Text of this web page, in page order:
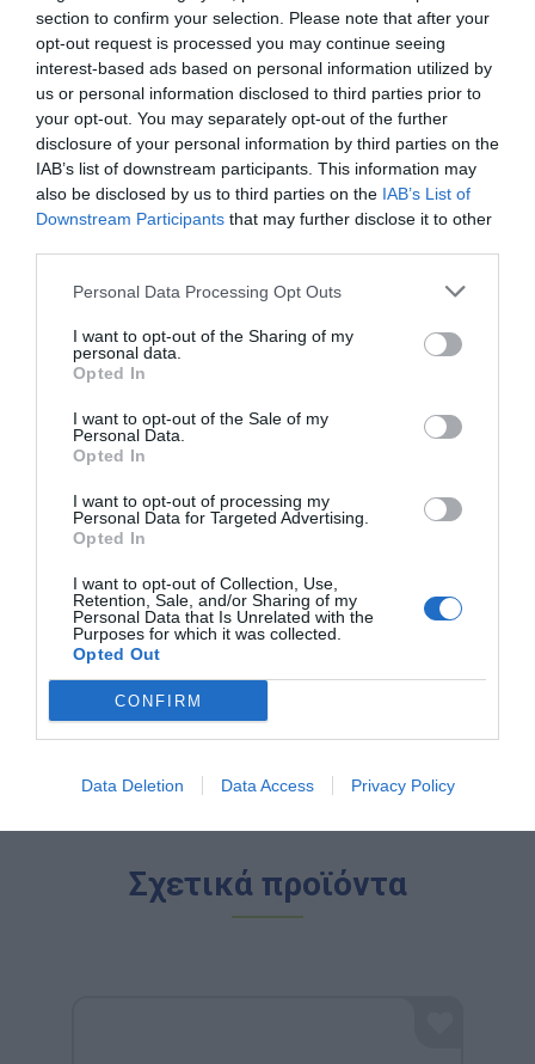
section to confirm your selection. Please note that after your
opt-out request is processed you may continue seeing
interest-based ads based on personal information utilized by
us or personal information disclosed to third parties prior to
your opt-out. You may separately opt-out of the further
disclosure of your personal information by third parties on the
IAB’s list of downstream participants. This information may
also be disclosed by us to third parties on the IAB’s List of
Downstream Participants that may further disclose it to other
Personal Data Processing Opt Outs
I want to opt-out of the Sharing of my
personal data.
Opted In
I want to opt-out of the Sale of my
Personal Data.
Opted In
I want to opt-out of processing my
Personal Data for Targeted Advertising.
Opted In
I want to opt-out of Collection, Use,
Retention, Sale, and/or Sharing of my
Personal Data that Is Unrelated with the
Purposes for which it was collected.
Opted Out
CONFIRM
Data Deletion Data Access Privacy Policy
Γιατί να επιλέξετε τα εκπαιδευτικά
παιχνίδια Educo;
Η Educo ξεχωρίζει γιατί παρέχεισαφείς
κατευθυντήριες γραμμέςγια τη μάθηση και τη
διδασκαλία. Τα προϊόντα της είναι προσεκτικά
κατηγοριοποιημένα σε ενότητες, καθεμία από τις
οποίες εξυπηρετεί έναν συγκεκριμένο αναπτυξιακό
στόχο :
Ανάπτυξη Δεξιοτήτων:Από τη λεπτή κινητικότητα
έως τη λογική σκέψη.
Διέγερση Εμπειρίας: Κάθε παζλ και παιχνίδι είναι
ένα εργαλείο που κινητοποιεί τη σκέψη και τη
Παιδαγωγική Δομή:Ιδανικά για χρήση τόσο στο
Νηπιαγωγεία).
Ένας Όμιλος, Ένας Κόσμος Γνώσης
Η Educo αποτελεί μέρος μιας μεγάλης οικογένειας
Heutinkανήκουν επίσης παγκοσμίου φήμης brands,
διασφαλίζοντας την κορυφαία ποιότητα και την
παιδαγωγική εγκυρότητα:
Montessori:
Αυθεντικά υλικά της μεθόδου
Μοντεσσόρι.
Jegro:Εξειδικευμένα εργαλεία για τα μαθηματικά και
Toys for Life:Ποιοτικά παιχνίδια για την ανάπτυξη
των παιδιών στο σπίτι.
Η αποστολή μας: Να κάνουμε κάθε παιδί να
χαμογελά ενώ ανακαλύπτει τον κόσμο. Γιατί όταν το
παιχνίδι συνδυάζεται με τη μάθηση, το αποτέλεσμα
είναι η ευτυχία!
Σχετικά προϊόντα